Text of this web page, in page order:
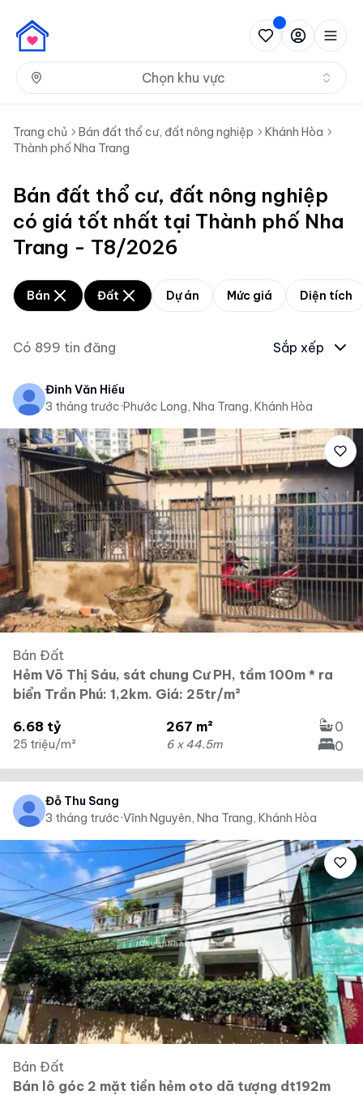
Chọn khu vực
Trang chủ Bán đất thổ cư, đất nông nghiệp
Khánh Hòa
Thành phố Nha Trang
Bán đất thổ cư, đất nông nghiệp
có giá tốt nhất tại Thành phố Nha
Trang - T8/2026
Bán Đất Dự án Mức giá Diện tích
Có 899 tin đăng Sắp xếp
Đinh Văn Hiếu
3 tháng trước·Phước Long, Nha Trang, Khánh Hòa
Bán Đất
Hẻm Võ Thị Sáu, sát chung Cư PH, tầm 100m * ra
biển Trần Phú: 1,2km. Giá: 25tr/m²
6.68 tỷ
25 triệu/m²
267 m²
6 x 44.5m
0
0
Đỗ Thu Sang
3 tháng trước·Vĩnh Nguyên, Nha Trang, Khánh Hòa
Bán Đất
Bán lô góc 2 mặt tiền hẻm oto dã tượng dt192m